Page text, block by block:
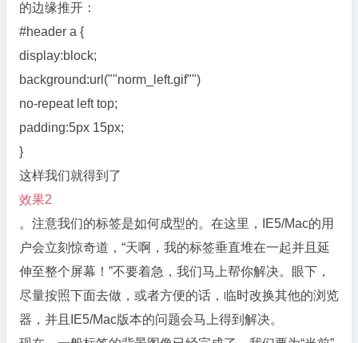
的边缘推开：
#header a {
display:block;
background:url(""norm_left.gif"")
no-repeat left top;
padding:5px 15px;
}
这样我们就得到了
效果2
。注意我们的标签是如何成型的。在这里，IE5/Mac的用
户会立刻惊奇道，“天啊，我的标签垂直堆在一起并且延
伸至整个屏幕！”不要着急，我们马上帮你解决。眼下，
尽量按照下面去做，或者方便的话，临时改换其他的浏览
器，并且IE5/Mac版本的问题会马上得到解决。